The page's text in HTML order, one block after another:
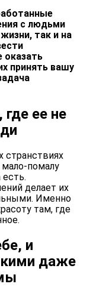
с людьми
так и на
оказать
принять вашу
ее не
странствиях
помалу
есть.
делает их
Именно
там, где
и
даже